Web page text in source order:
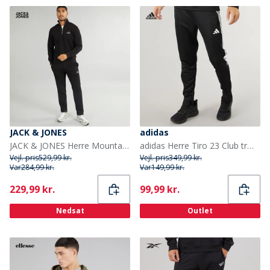
JACK & JONES
JACK & JONES Herre Mountain Åben Kant 1/4 Træningsdragt Sort
Vejl. pris529,99 kr.
Var284,99 kr.
Current
229,99 kr.
Nedsat
adidas
adidas Herre Tiro 23 Club træningsbukser Sort/Hvid
Vejl. pris349,99 kr.
Var149,99 kr.
Current
99,99 kr.
Outlet